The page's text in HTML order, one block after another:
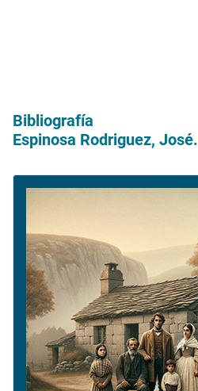
Bibliografía
Espinosa Rodriguez, José.